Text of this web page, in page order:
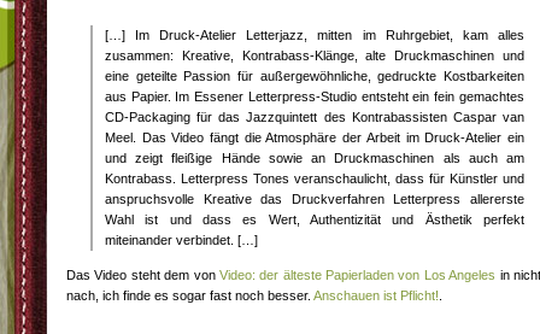
[…] Im Druck-Atelier Letterjazz, mitten im Ruhrgebiet, kam alles
zusammen: Kreative, Kontrabass-Klänge, alte Druckmaschinen und
eine geteilte Passion für außergewöhnliche, gedruckte Kostbarkeiten
aus Papier. Im Essener Letterpress-Studio entsteht ein fein gemachtes
CD-Packaging für das Jazzquintett des Kontrabassisten Caspar van
Meel. Das Video fängt die Atmosphäre der Arbeit im Druck-Atelier ein
und zeigt fleißige Hände sowie an Druckmaschinen als auch am
Kontrabass. Letterpress Tones veranschaulicht, dass für Künstler und
anspruchsvolle Kreative das Druckverfahren Letterpress allererste
Wahl ist und dass es Wert, Authentizität und Ästhetik perfekt
miteinander verbindet. […]
Das Video steht dem von Video: der älteste Papierladen von Los Angeles in
nach, ich finde es sogar fast noch besser. Anschauen ist Pflicht!